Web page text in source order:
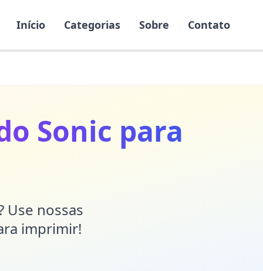
Início Categorias Sobre Contato
Sonic para
Use nossas
imprimir!